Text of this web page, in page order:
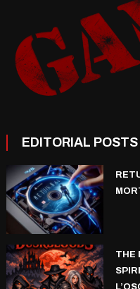
EDITORIAL POSTS
THE